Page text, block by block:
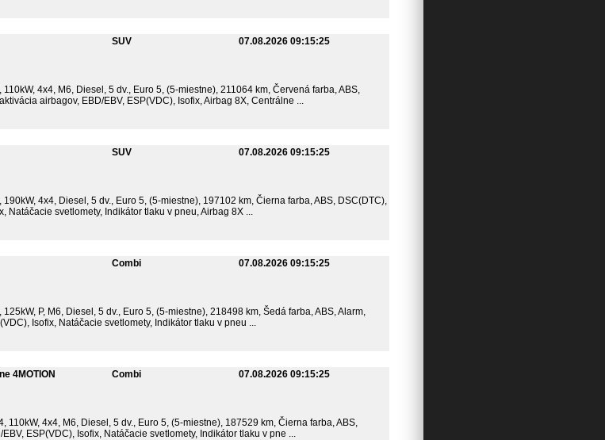
SUV
07.08.2026 09:15:25
110kW, 4x4, M6, Diesel, 5 dv., Euro 5, (5-miestne), 211064 km, Červená farba, ABS,
airbagov, EBD/EBV, ESP(VDC), Isofix, Airbag 8X, Centrálne ...
SUV
07.08.2026 09:15:25
190kW, 4x4, Diesel, 5 dv., Euro 5, (5-miestne), 197102 km, Čierna farba, ABS, DSC(DTC),
Natáčacie svetlomety, Indikátor tlaku v pneu, Airbag 8X ...
Combi
07.08.2026 09:15:25
125kW, P, M6, Diesel, 5 dv., Euro 5, (5-miestne), 218498 km, Šedá farba, ABS, Alarm,
Isofix, Natáčacie svetlomety, Indikátor tlaku v pneu ...
4MOTION Combi
07.08.2026 09:15:25
110kW, 4x4, M6, Diesel, 5 dv., Euro 5, (5-miestne), 187529 km, Čierna farba, ABS,
ESP(VDC), Isofix, Natáčacie svetlomety, Indikátor tlaku v pne ...